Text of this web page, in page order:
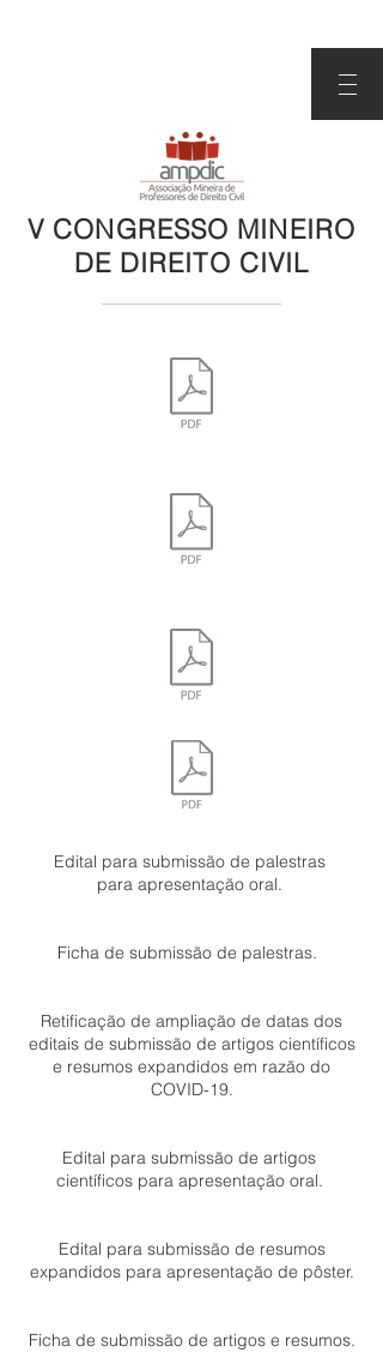
V CONGRESSO MINEIRO
DE DIREITO CIVIL
Edital para submissão de palestras
para apresentação oral.
Ficha de submissão de palestras.
Retificação de ampliação de datas dos
editais de submissão de artigos científicos
e resumos expandidos em razão do
COVID-19.
Edital para submissão de artigos
científicos para apresentação oral.
Edital para submissão de resumos
expandidos para apresentação de pôster.
Ficha de submissão de artigos e resumos.